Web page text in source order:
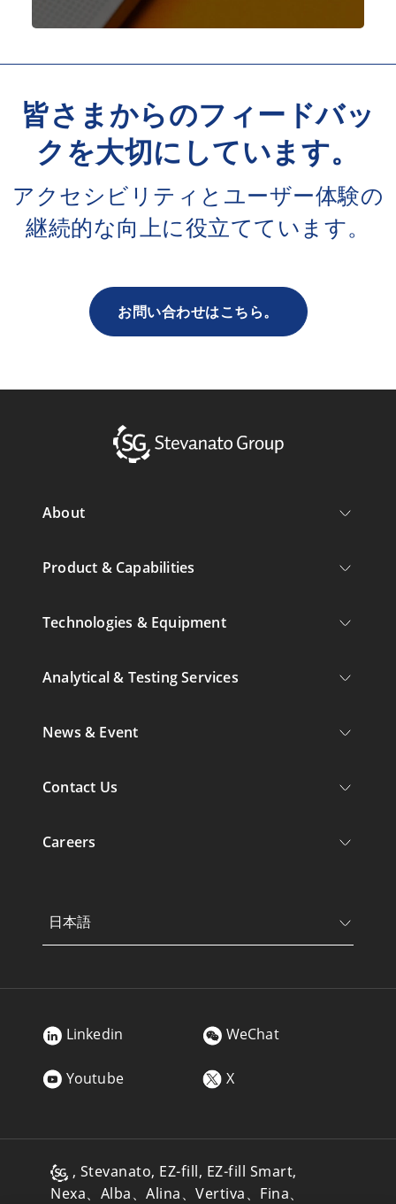
皆さまからのフィードバッ
クを大切にしています。
アクセシビリティとユーザー体験の
継続的な向上に役立てています。
お問い合わせはこちら。
About
Product & Capabilities
Technologies & Equipment
Analytical & Testing Services
News & Event
Contact Us
Careers
日本語
Linkedin WeChat
Youtube X
, Stevanato, EZ-fill, EZ-fill Smart,
Nexa、Alba、Alina、Vertiva、Fina、